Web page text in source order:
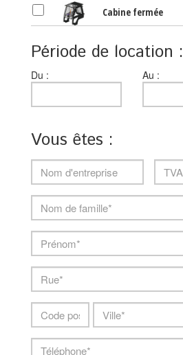
Cabine fermée
Période de location :
Du : Au :Au
Vous êtes :
machine_id
verkoper
Nom
d'entreprise
TVA
NE
Prénom
Rue
Code
postal
Ville